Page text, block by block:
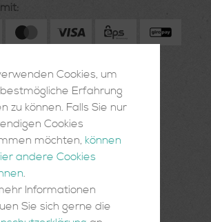
Einzigartig
Cookies, um
Erfahrung
zu können. Falls Sie nur
Cookies
möchten, können
andere Cookies
.
Informationen
Sie sich gerne die